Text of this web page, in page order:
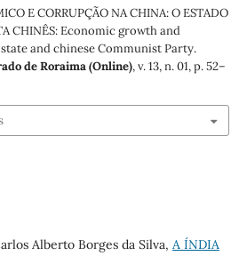
E CORRUPÇÃO NA CHINA: O ESTADO
CHINÊS: Economic growth and
and chinese Communist Party.
de Roraima (Online), v. 13, n. 01, p. 52–
Alberto Borges da Silva, A ÍNDIA